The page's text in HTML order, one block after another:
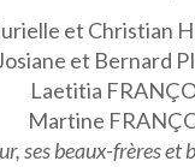
et Christian
et Bernard
Laetitia
Martine
ses beaux-frères et